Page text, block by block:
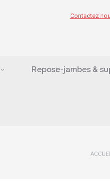
Contactez
Repose-jambes &
Vous